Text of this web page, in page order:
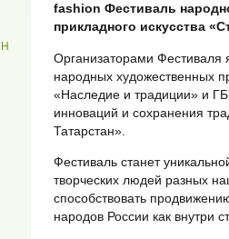
fashion Фестиваль
прикладного искусства
Организаторами Фестиваля
народных художественных
«Наследие и традиции» и
инноваций и сохранения
Татарстан».
Фестиваль станет
творческих людей разных
способствовать
народов России как внутри